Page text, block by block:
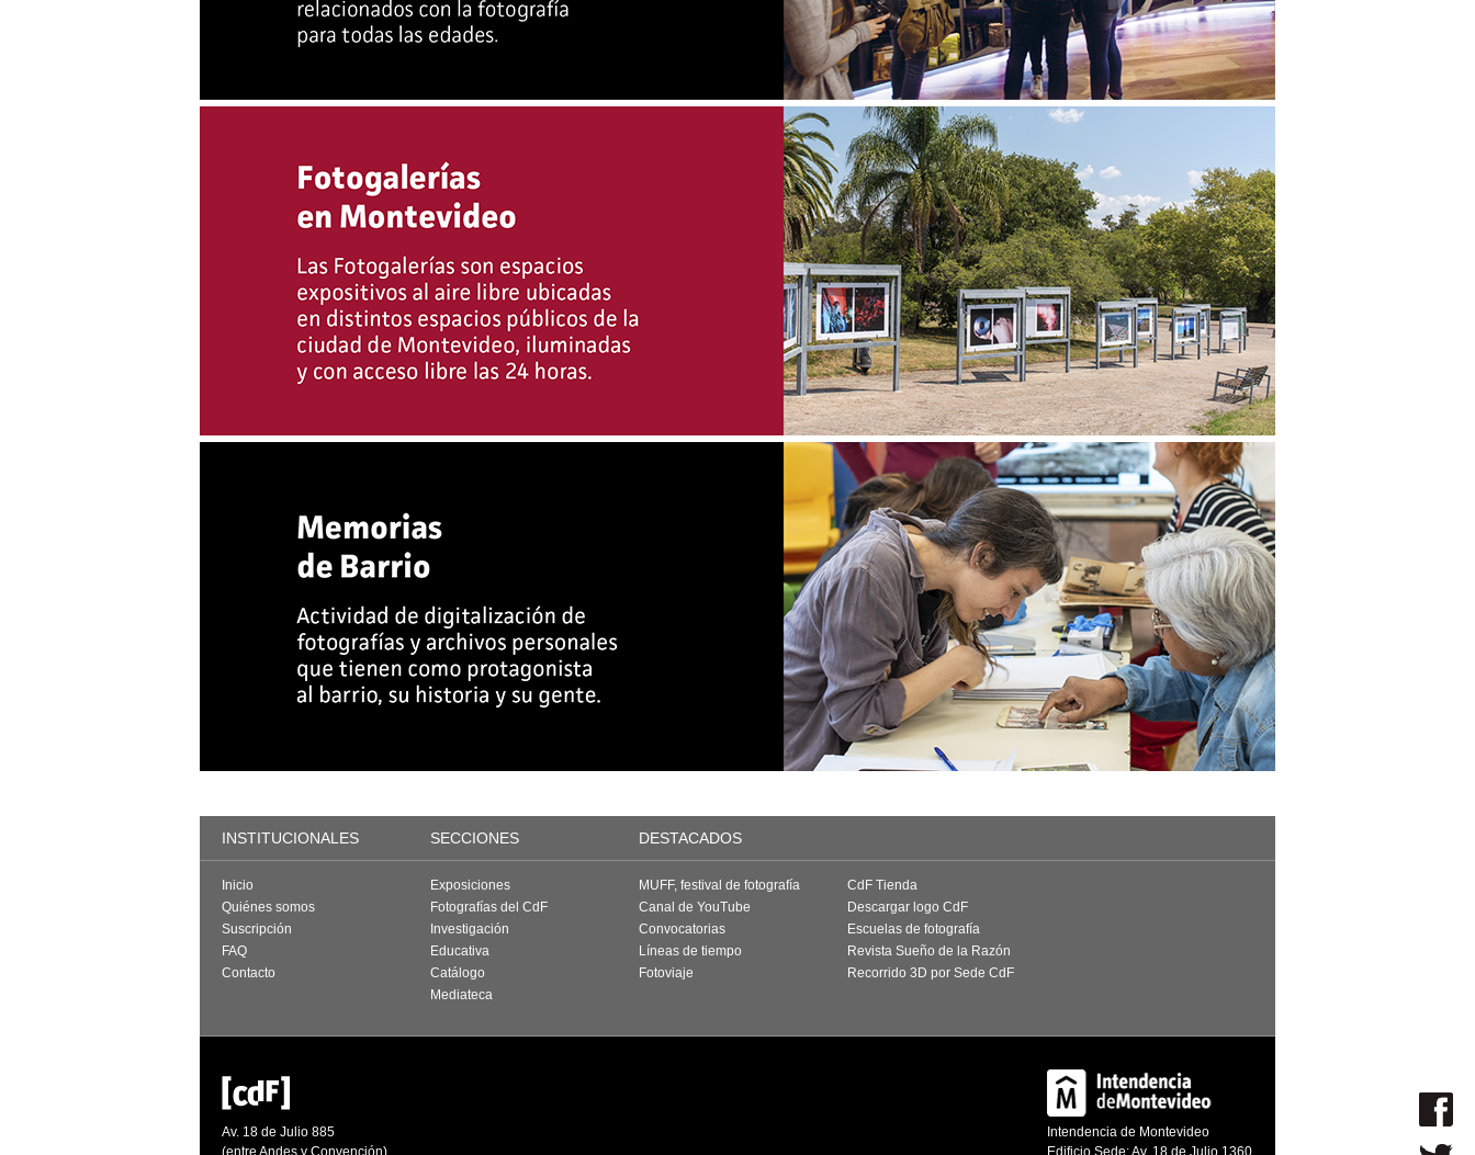
INSTITUCIONALES SECCIONES DESTACADOS
Inicio
Quiénes somos
Suscripción
FAQ
Contacto
Exposiciones
Fotografías del CdF
Investigación
Educativa
Catálogo
Mediateca
MUFF, festival de fotografía
Canal de YouTube
Convocatorias
Líneas de tiempo
Fotoviaje
CdF Tienda
Descargar logo CdF
Escuelas de fotografía
Revista Sueño de la Razón
Recorrido 3D por Sede CdF
Av. 18 de Julio 885
(entre Andes y Convención)
Intendencia de Montevideo
Edificio Sede: Av. 18 de Julio 1360